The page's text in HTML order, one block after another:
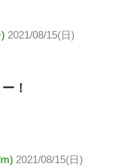
2021/08/15(日)
！
2021/08/15(日)